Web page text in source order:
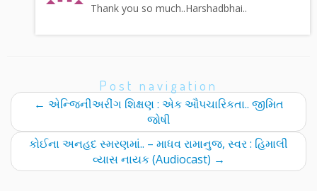
Thank you so much..Harshadbhai..
Post navigation
← એન્જિનીઅરીંગ શિક્ષણ : એક ઔપચારિકતા.. જીમિત
જોષી
કોઈના અનહદ સ્મરણમાં.. – માધવ રામાનુજ, સ્વર : હિમાલી
વ્યાસ નાયક (Audiocast) →